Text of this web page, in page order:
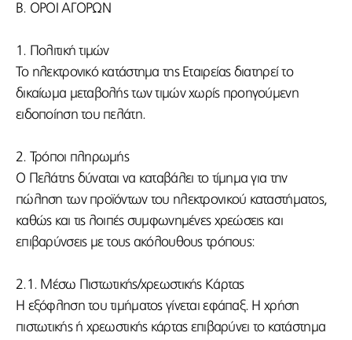
Β. ΟΡΟΙ ΑΓΟΡΩΝ
1. Πολιτική τιμών
Το ηλεκτρονικό κατάστημα της Εταιρείας διατηρεί το
δικαίωμα μεταβολής των τιμών χωρίς προηγούμενη
ειδοποίηση του πελάτη.
2. Τρόποι πληρωμής
Ο Πελάτης δύναται να καταβάλει το τίμημα για την
πώληση των προϊόντων του ηλεκτρονικού καταστήματος,
καθώς και τις λοιπές συμφωνημένες χρεώσεις και
επιβαρύνσεις με τους ακόλουθους τρόπους:
2.1. Μέσω Πιστωτικής/χρεωστικής Κάρτας
Η εξόφληση του τιμήματος γίνεται εφάπαξ. Η χρήση
πιστωτικής ή χρεωστικής κάρτας επιβαρύνει το κατάστημα